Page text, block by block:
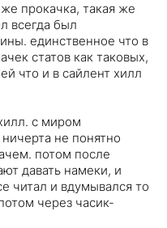
прокачка, такая же
всегда был
единственное что в
статов как таковых,
что и в сайлент хилл
с миром
не понятно
потом после
давать намеки, и
читал и вдумывался то
через часик-